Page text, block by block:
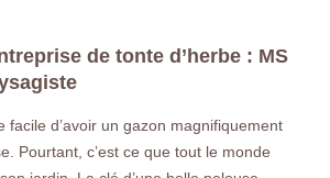
de tonte d’herbe : MS
facile d’avoir un gazon magnifiquement
Pourtant, c’est ce que tout le monde